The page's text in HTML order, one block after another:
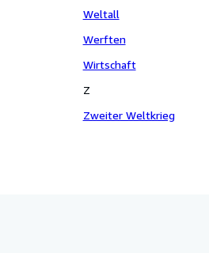
Weltall
Werften
Wirtschaft
Z
Zweiter Weltkrieg